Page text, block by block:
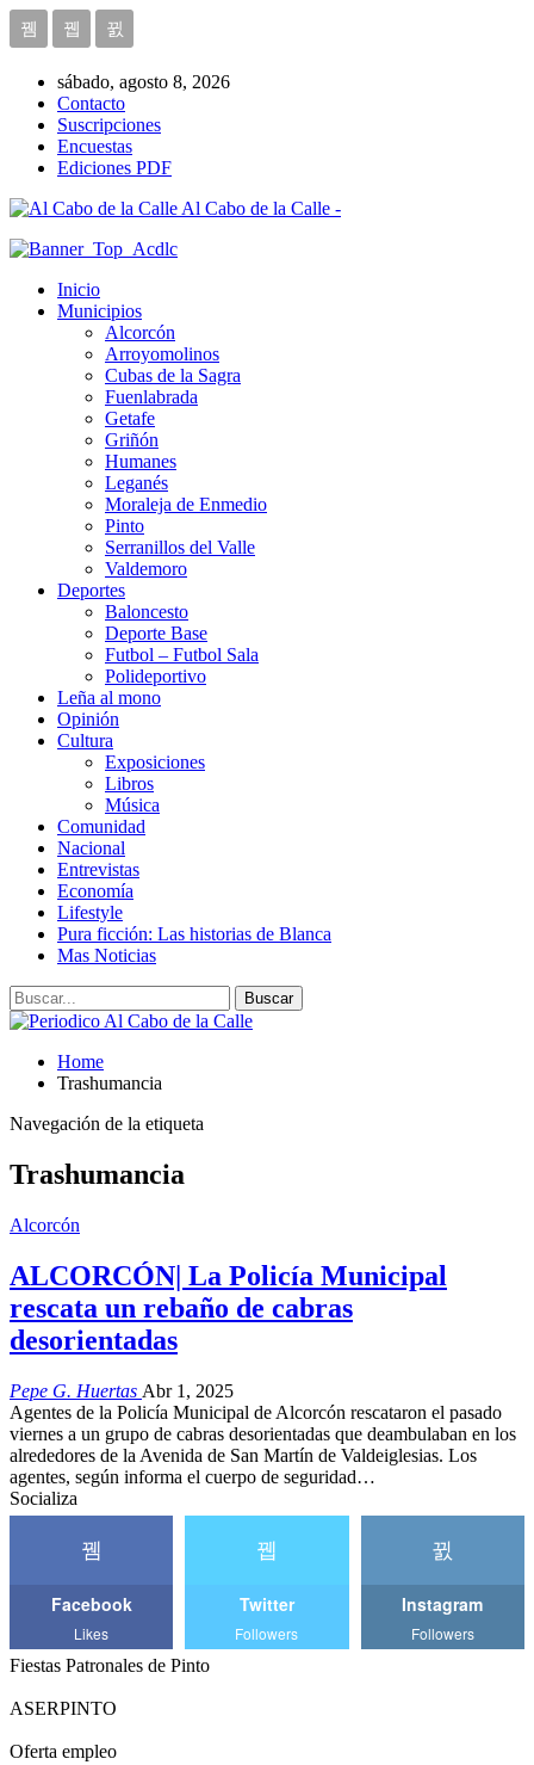
sábado, agosto 8, 2026
Contacto
Suscripciones
Encuestas
Ediciones PDF
Al Cabo de la Calle -
Inicio
Municipios
Alcorcón
Arroyomolinos
Cubas de la Sagra
Fuenlabrada
Getafe
Griñón
Humanes
Leganés
Moraleja de Enmedio
Pinto
Serranillos del Valle
Valdemoro
Deportes
Baloncesto
Deporte Base
Futbol – Futbol Sala
Polideportivo
Leña al mono
Opinión
Cultura
Exposiciones
Libros
Música
Comunidad
Nacional
Entrevistas
Economía
Lifestyle
Pura ficción: Las historias de Blanca
Mas Noticias
Home
Trashumancia
Navegación de la etiqueta
Trashumancia
Alcorcón
ALCORCÓN| La Policía Municipal
rescata un rebaño de cabras
desorientadas
Pepe G. Huertas Abr 1, 2025
Agentes de la Policía Municipal de Alcorcón rescataron el pasado
viernes a un grupo de cabras desorientadas que deambulaban en los
alrededores de la Avenida de San Martín de Valdeiglesias. Los
agentes, según informa el cuerpo de seguridad…
Socializa
Facebook
Likes
Twitter
Followers
Instagram
Followers
Fiestas Patronales de Pinto
ASERPINTO
Oferta empleo